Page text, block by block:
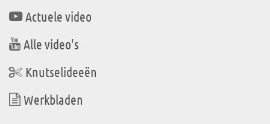
Actuele video
Alle video's
Knutselideeën
Werkbladen